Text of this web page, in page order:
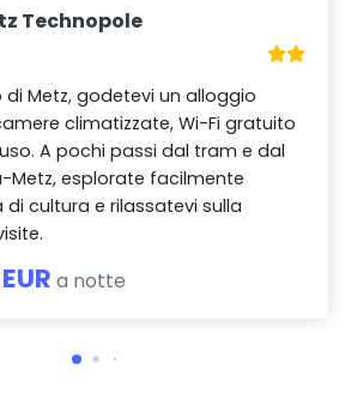
Technopole
Metz, godetevi un alloggio
climatizzate, Wi-Fi gratuito
A pochi passi dal tram e dal
Metz, esplorate facilmente
cultura e rilassatevi sulla
a notte